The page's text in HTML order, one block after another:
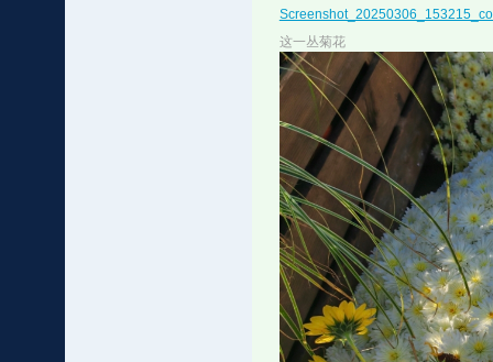
这一丛菊花